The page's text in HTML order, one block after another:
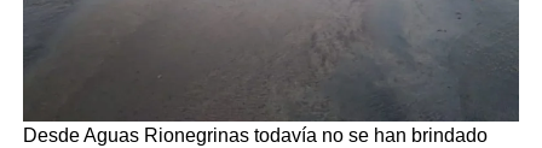
Desde Aguas Rionegrinas todavía no se han brindado